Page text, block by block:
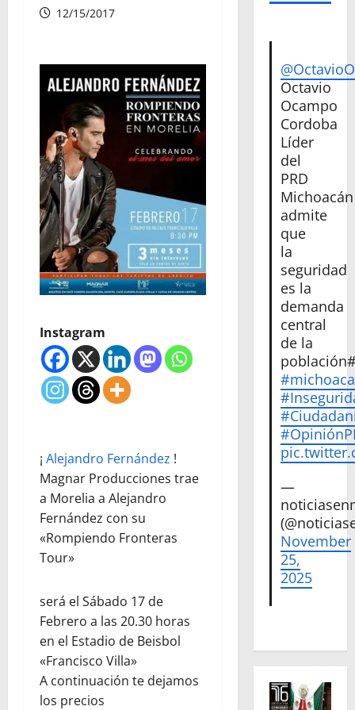
12/15/2017
Instagram
¡ Alejandro Fernández !
Magnar Producciones trae
a Morelia a Alejandro
Fernández con su
«Rompiendo Fronteras
Tour»
será el Sábado 17 de
Febrero a las 20.30 horas
en el Estadio de Beisbol
«Francisco Villa»
A continuación te dejamos
los precios
Octavio
Ocampo
Cordoba
Líder
del
PRD
Michoacán
admite
que
la
seguridad
es la
demanda
central
de la
—
November
25,
2025